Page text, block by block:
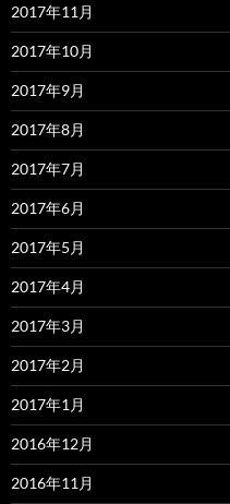
2017年11月
2017年10月
2017年9月
2017年8月
2017年7月
2017年6月
2017年5月
2017年4月
2017年3月
2017年2月
2017年1月
2016年12月
2016年11月